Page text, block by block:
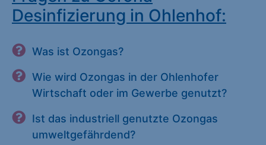
Desinfizierung in Ohlenhof:
Was ist Ozongas?
Wie wird Ozongas in der Ohlenhofer
Wirtschaft oder im Gewerbe genutzt?
Ist das industriell genutzte Ozongas
umweltgefährdend?